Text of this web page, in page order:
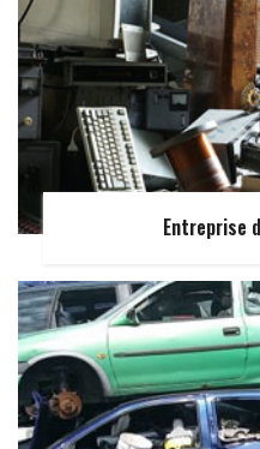
Entreprise